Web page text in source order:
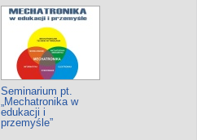
Seminarium pt.
„Mechatronika w
edukacji i
przemyśle”